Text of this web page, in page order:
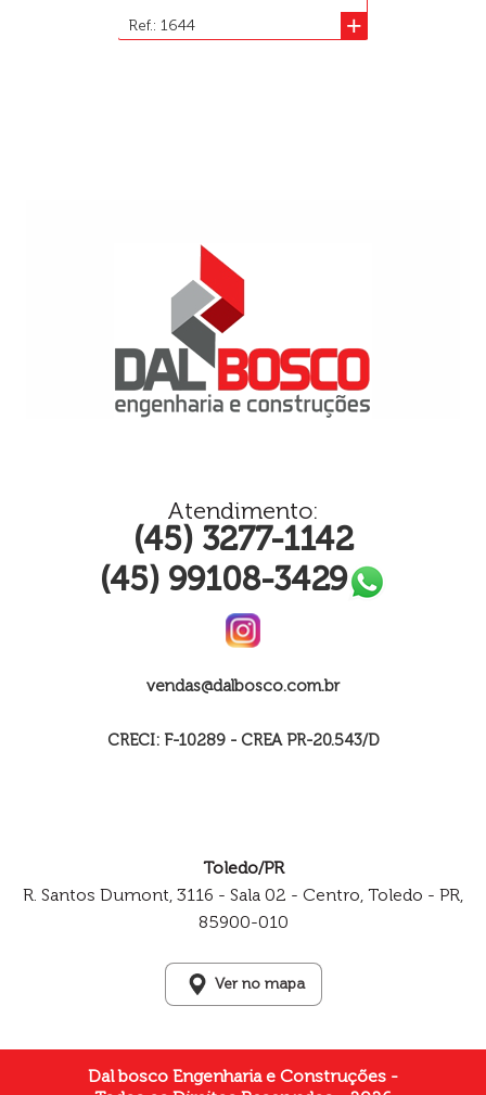
+
Ref.: 1644
Atendimento:
(45) 3277-1142
(45) 99108-3429
vendas@dalbosco.com.br
CRECI: F-10289 - CREA PR-20.543/D
Toledo/PR
R. Santos Dumont, 3116 - Sala 02 - Centro, Toledo - PR,
85900-010
Ver no mapa
Dal bosco Engenharia e Construções -